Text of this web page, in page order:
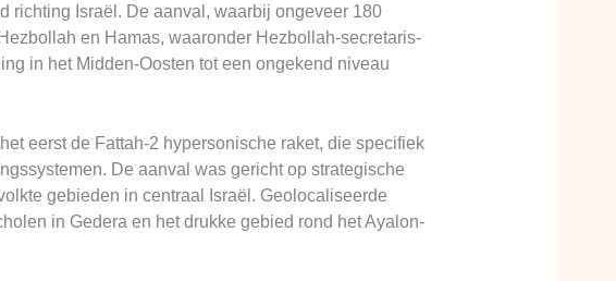
richting Israël. De aanval, waarbij ongeveer 180
en Hamas, waaronder Hezbollah-secretaris-
in het Midden-Oosten tot een ongekend niveau
eerst de Fattah-2 hypersonische raket, die specifiek
De aanval was gericht op strategische
gebieden in centraal Israël. Geolocaliseerde
in Gedera en het drukke gebied rond het Ayalon-